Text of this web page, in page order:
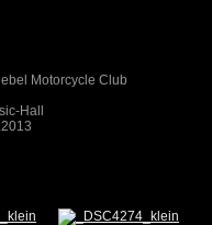
Motorcycle Club
Hall